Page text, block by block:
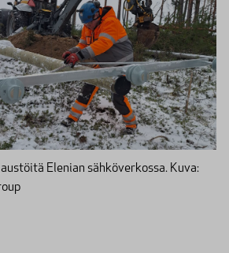
Elenian sähköverkossa. Kuva: